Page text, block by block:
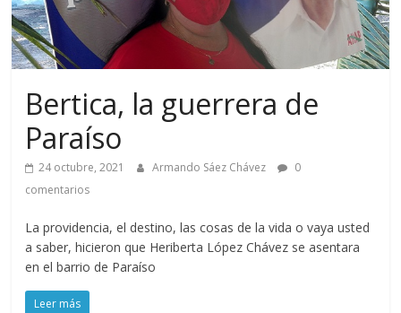
Bertica, la guerrera de
Paraíso
24 octubre, 2021 Armando Sáez Chávez
0
comentarios
La providencia, el destino, las cosas de la vida o vaya usted
a saber, hicieron que Heriberta López Chávez se asentara
en el barrio de Paraíso
Leer más